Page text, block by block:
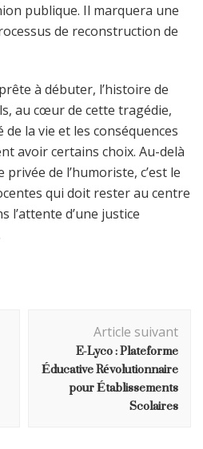
publique. Il marquera une
de reconstruction de
à débuter, l’histoire de
au cœur de cette tragédie,
la vie et les conséquences
avoir certains choix. Au-delà
de l’humoriste, c’est le
qui doit rester au centre
l’attente d’une justice
Article suivant
E-Lyco : Plateforme
Éducative Révolutionnaire
pour Établissements
Scolaires